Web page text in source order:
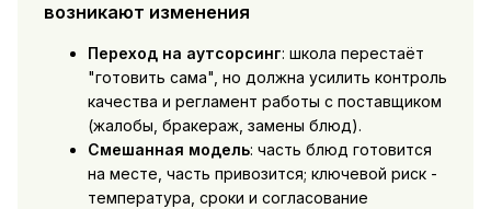
возникают изменения
Переход на аутсорсинг: школа перестаёт
"готовить сама", но должна усилить контроль
качества и регламент работы с поставщиком
(жалобы, бракераж, замены блюд).
Смешанная модель: часть блюд готовится
на месте, часть привозится; ключевой риск -
температура, сроки и согласование